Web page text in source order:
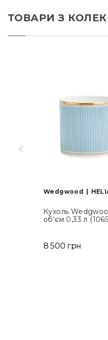
ТОВАРИ З
Wedgwood
Кухоль
об'єм 0,33 л
8 500 грн